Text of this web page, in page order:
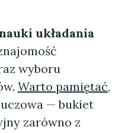
układania
wyboru
Warto pamiętać,
— bukiet
zarówno z